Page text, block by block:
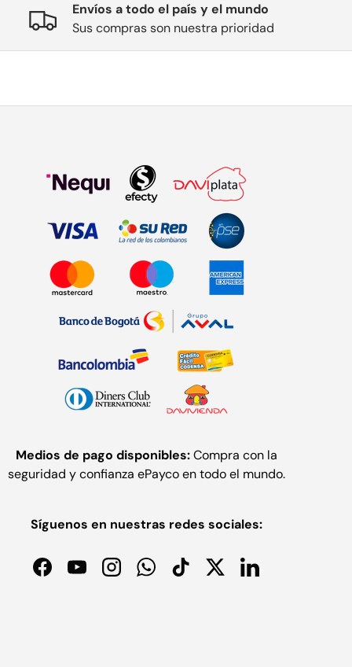
Envíos a todo el país y el mundo
Sus compras son nuestra prioridad
Medios de pago disponibles:Compra con la
seguridad y confianza ePayco en todo el mundo.
Síguenos en nuestras redes sociales:
FacebookYouTubeInstagramWhatsAppTikTokTwitterLinkedIn